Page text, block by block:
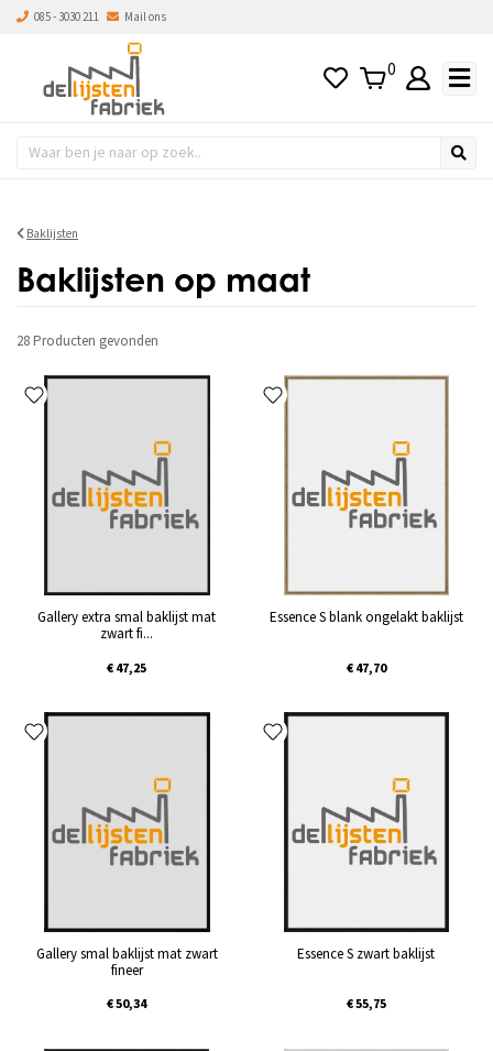
085 - 3030 211 Mail ons
0
Baklijsten
Baklijsten op maat
28 Producten gevonden
Gallery extra smal baklijst mat
zwart fi...
€ 47,25
Essence S blank ongelakt baklijst
€ 47,70
Gallery smal baklijst mat zwart
fineer
€ 50,34
Essence S zwart baklijst
€ 55,75